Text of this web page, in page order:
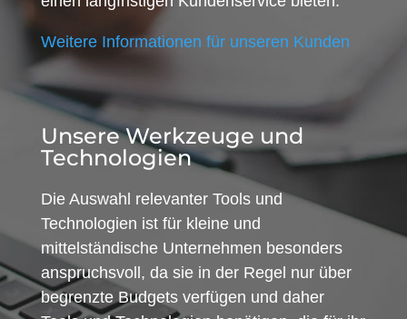
Weitere Informationen für unseren Kunden
Unsere Werkzeuge und
Technologien
Die Auswahl relevanter Tools und
Technologien ist für kleine und
mittelständische Unternehmen besonders
anspruchsvoll, da sie in der Regel nur über
begrenzte Budgets verfügen und daher